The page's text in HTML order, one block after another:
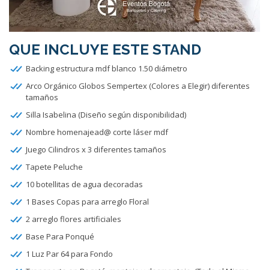
QUE INCLUYE ESTE STAND
Backing estructura mdf blanco 1.50 diámetro
Arco Orgánico Globos Sempertex (Colores a Elegir) diferentes
tamaños
Silla Isabelina (Diseño según disponibilidad)
Nombre homenajead@ corte láser mdf
Juego Cilindros x 3 diferentes tamaños
Tapete Peluche
10 botellitas de agua decoradas
1 Bases Copas para arreglo Floral
2 arreglo flores artificiales
Base Para Ponqué
1 Luz Par 64 para Fondo